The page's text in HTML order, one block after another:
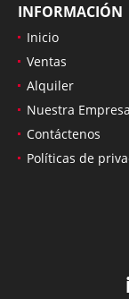
INFORMACIÓN
Inicio
Ventas
Alquiler
Nuestra Empresa
Contáctenos
Políticas de